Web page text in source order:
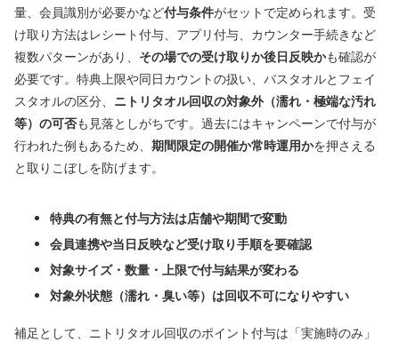
量、会員識別が必要かなど付与条件がセットで定められます。受
け取り方法はレシート付与、アプリ付与、カウンター手続きなど
複数パターンがあり、 その場での受け取りか後日反映かも確認が
必要です。特典上限や同日カウントの扱い、バスタオルとフェイ
スタオルの区分、 ニトリタオル回収の対象外（濡れ・極端な汚れ
等）の可否も見落としがちです。過去にはキャンペーンで付与が
行われた例もあるため、 期間限定の開催か常時運用かを押さえる
と取りこぼしを防げます。
特典の有無と付与方法は店舗や期間で変動
会員連携や当日反映など受け取り手順を要確認
対象サイズ・数量・上限で付与結果が変わる
対象外状態（濡れ・臭い等）は回収不可になりやすい
補足として、ニトリタオル回収のポイント付与は「実施時のみ」